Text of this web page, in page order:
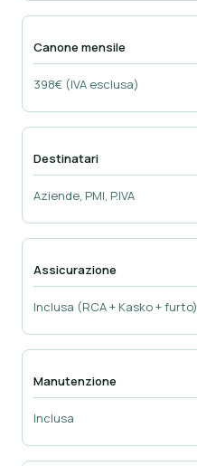
Canone mensile
398€ (IVA esclusa)
Destinatari
Aziende, PMI, P.IVA
Assicurazione
Inclusa (RCA + Kasko + furto)
Manutenzione
Inclusa